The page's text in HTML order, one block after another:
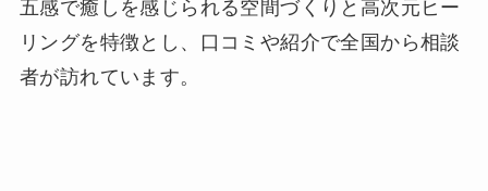
五感で癒しを感じられる空間づくりと高次元ヒー
リングを特徴とし、口コミや紹介で全国から相談
者が訪れています。